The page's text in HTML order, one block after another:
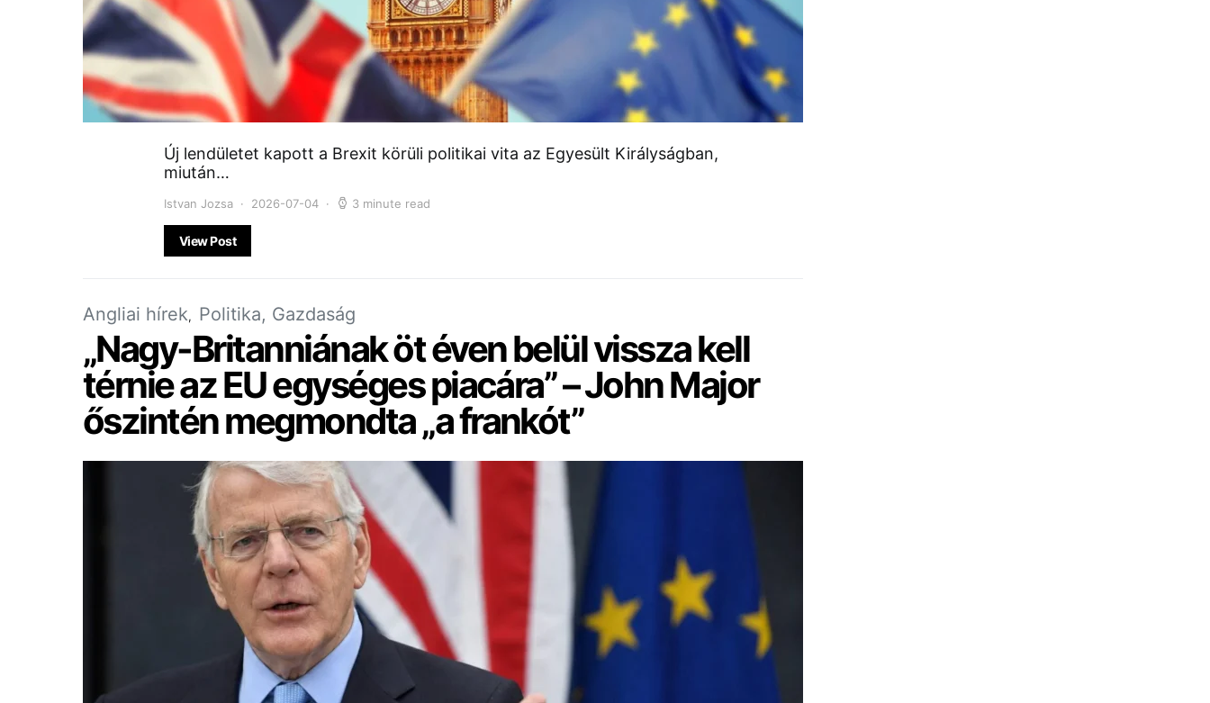
Új lendületet kapott a Brexit körüli politikai vita az Egyesült Királyságban,
miután…
Istvan Jozsa 2026-07-04 3 minute read
View Post
Angliai hírek Politika, Gazdaság
„Nagy-Britanniának öt éven belül vissza kell
térnie az EU egységes piacára” – John Major
őszintén megmondta „a frankót”